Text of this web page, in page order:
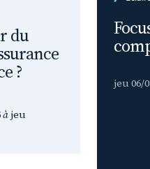
du
?
à jeu
jeu 06/